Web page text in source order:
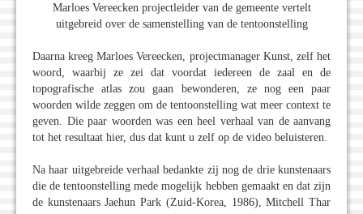
Marloes Vereecken projectleider van de gemeente vertelt
uitgebreid over de samenstelling van de tentoonstelling
Daarna kreeg Marloes Vereecken, projectmanager Kunst, zelf het
woord, waarbij ze zei dat voordat iedereen de zaal en de
topografische atlas zou gaan bewonderen, ze nog een paar
woorden wilde zeggen om de tentoonstelling wat meer context te
geven. Die paar woorden was een heel verhaal van de aanvang
tot het resultaat hier, dus dat kunt u zelf op de video beluisteren.
Na haar uitgebreide verhaal bedankte zij nog de drie kunstenaars
die de tentoonstelling mede mogelijk hebben gemaakt en dat zijn
de kunstenaars Jaehun Park (Zuid-Korea, 1986), Mitchell Thar